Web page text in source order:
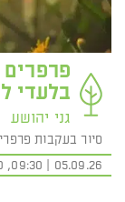
פרפרים
בלעדי
גני יהושע
סיור בעקבות
05.09.26 | 09:30, 11:00